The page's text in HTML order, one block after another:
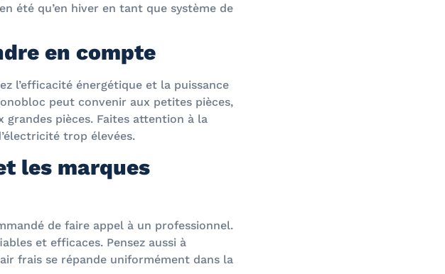
été qu’en hiver en tant que système de
en compte
l’efficacité énergétique et la puissance
peut convenir aux petites pièces,
pièces. Faites attention à la
trop élevées.
les marques
de faire appel à un professionnel.
et efficaces. Pensez aussi à
frais se répande uniformément dans la